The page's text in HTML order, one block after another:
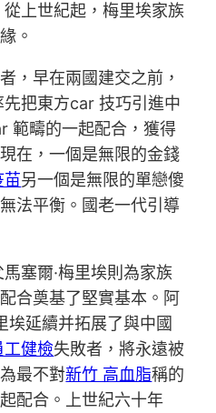
上世紀起，梅里埃家族
。
，早在兩國建交之前，
先把東方car 技巧引進中
範疇的一起配合，獲得
在，一個是無限的金錢
苗另一個是無限的單戀傻
法平衡。國老一代引導
塞爾·梅里埃則為家族
合奠基了堅實基本。阿
埃延續并拓展了與中國
工健檢失敗者，將永遠被
最不對新竹 高血脂稱的
配合。上世紀六十年